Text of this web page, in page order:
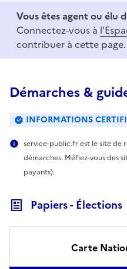
Vous êtes agent ou élu
Connectez-vous à
contribuer à cette page.
Démarches &
INFORMATIONS
service-public.fr est le site de
démarches. Méfiez-vous des
payants).
Papiers - Élections
Carte